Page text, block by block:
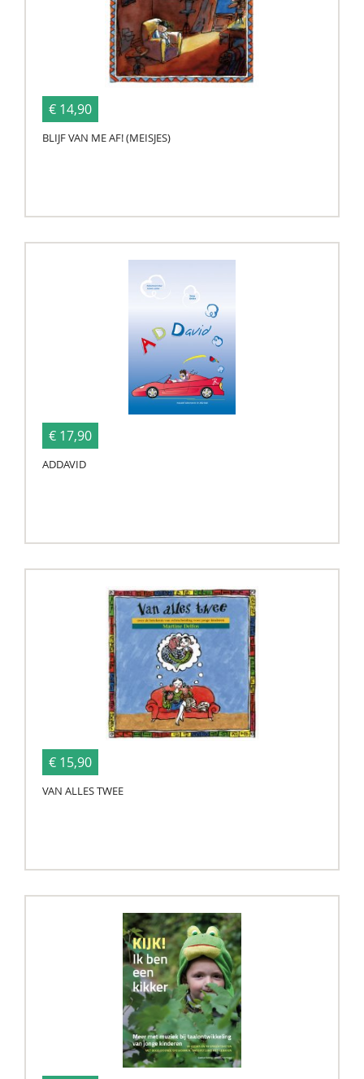
€ 14,90
BLIJF VAN ME AF! (MEISJES)
€ 17,90
ADDAVID
€ 15,90
VAN ALLES TWEE